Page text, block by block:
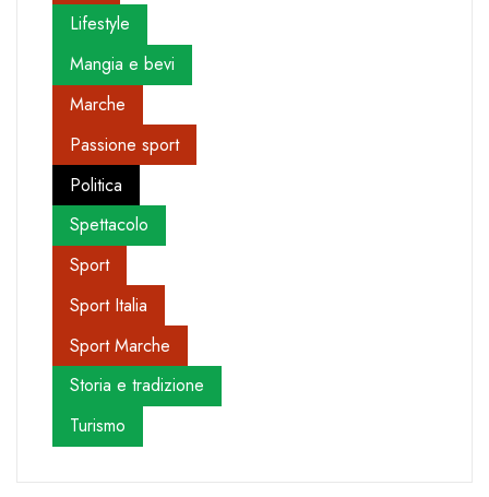
Lifestyle
Mangia e bevi
Marche
Passione sport
Politica
Spettacolo
Sport
Sport Italia
Sport Marche
Storia e tradizione
Turismo